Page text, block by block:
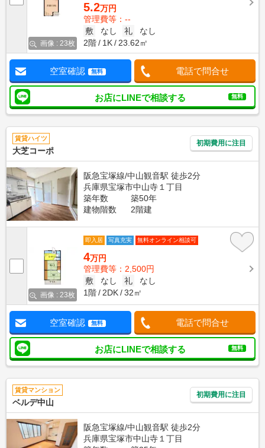
画像 : 23枚
5.2万円
管理費等：--
敷
なし 礼
なし
2階
1K 23.62㎡
空室確認 無料 電話で問合せ
お店にLINEで相談する 無料
賃貸ハイツ
大芝コーポ
初期費用に注目
阪急宝塚線/中山観音駅 徒歩2分
兵庫県宝塚市中山寺１丁目
築年数
築50年
建物階数
2階建
画像 : 23枚
即入居 写真充実 無料オンライン相談可
4万円
管理費等：2,500円
敷
なし 礼
なし
1階
2DK 32㎡
空室確認 無料 電話で問合せ
お店にLINEで相談する 無料
賃貸マンション
ベルデ中山
初期費用に注目
阪急宝塚線/中山観音駅 徒歩2分
兵庫県宝塚市中山寺１丁目